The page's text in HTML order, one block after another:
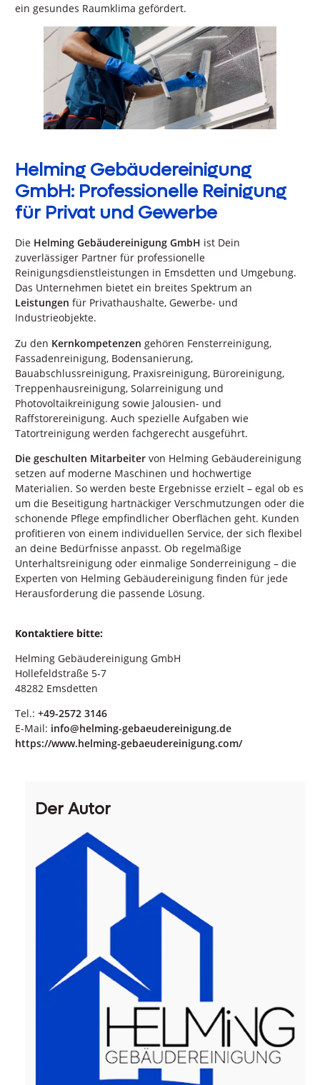
ein gesundes Raumklima gefördert.
Helming Gebäudereinigung
GmbH: Professionelle Reinigung
für Privat und Gewerbe
Die Helming Gebäudereinigung GmbH ist Dein
zuverlässiger Partner für professionelle
Reinigungsdienstleistungen in Emsdetten und Umgebung.
Das Unternehmen bietet ein breites Spektrum an
Leistungen für Privathaushalte, Gewerbe- und
Industrieobjekte.
Zu den Kernkompetenzen gehören Fensterreinigung,
Fassadenreinigung, Bodensanierung,
Bauabschlussreinigung, Praxisreinigung, Büroreinigung,
Treppenhausreinigung, Solarreinigung und
Photovoltaikreinigung sowie Jalousien- und
Raffstorereinigung. Auch spezielle Aufgaben wie
Tatortreinigung werden fachgerecht ausgeführt.
Die geschulten Mitarbeiter von Helming Gebäudereinigung
setzen auf moderne Maschinen und hochwertige
Materialien. So werden beste Ergebnisse erzielt – egal ob es
um die Beseitigung hartnäckiger Verschmutzungen oder die
schonende Pflege empfindlicher Oberflächen geht. Kunden
profitieren von einem individuellen Service, der sich flexibel
an deine Bedürfnisse anpasst. Ob regelmäßige
Unterhaltsreinigung oder einmalige Sonderreinigung – die
Experten von Helming Gebäudereinigung finden für jede
Herausforderung die passende Lösung.
Kontaktiere bitte:
Helming Gebäudereinigung GmbH
Hollefeldstraße 5-7
48282 Emsdetten
Tel.: +49-2572 3146
E-Mail: info@helming-gebaeudereinigung.de
https://www.helming-gebaeudereinigung.com/
Der Autor